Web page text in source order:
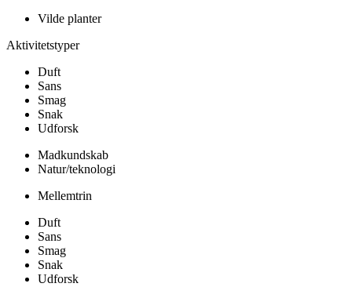
Vilde planter
Aktivitetstyper
Duft
Sans
Smag
Snak
Udforsk
Madkundskab
Natur/teknologi
Mellemtrin
Duft
Sans
Smag
Snak
Udforsk